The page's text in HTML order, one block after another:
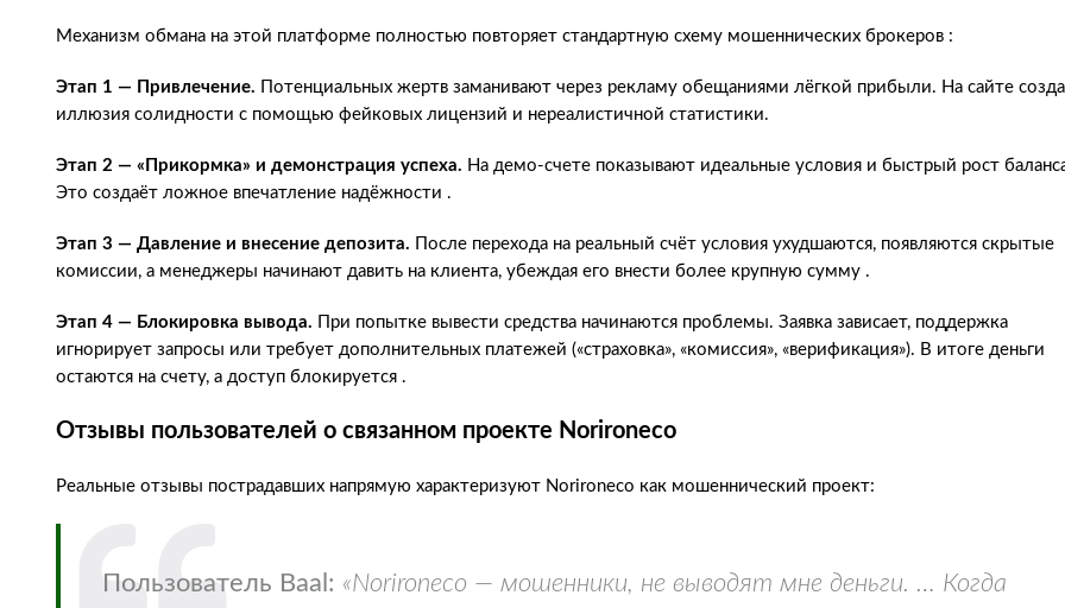
Механизм обмана на этой платформе полностью повторяет стандартную схему мошеннических брокеров :
Этап 1 — Привлечение. Потенциальных жертв заманивают через рекламу обещаниями лёгкой прибыли. На сайте
иллюзия солидности с помощью фейковых лицензий и нереалистичной статистики.
Этап 2 — «Прикормка» и демонстрация успеха. На демо-счете показывают идеальные условия и быстрый рост
Это создаёт ложное впечатление надёжности .
Этап 3 — Давление и внесение депозита. После перехода на реальный счёт условия ухудшаются, появляются скрытые
комиссии, а менеджеры начинают давить на клиента, убеждая его внести более крупную сумму .
Этап 4 — Блокировка вывода. При попытке вывести средства начинаются проблемы. Заявка зависает, поддержка
игнорирует запросы или требует дополнительных платежей («страховка», «комиссия», «верификация»). В итоге деньги
остаются на счету, а доступ блокируется .
Отзывы пользователей о связанном проекте Norironeco
Реальные отзывы пострадавших напрямую характеризуют Norironeco как мошеннический проект:
Пользователь Baal: «Norironeco — мошенники, не выводят мне деньги. … Когда